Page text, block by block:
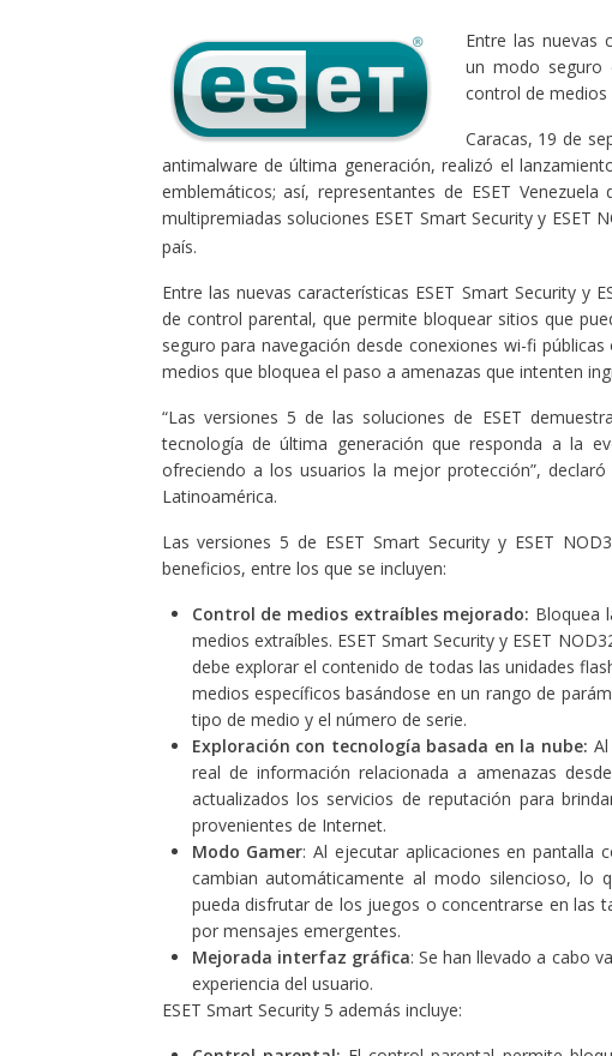
Entre las nuevas
un modo seguro
control de medios
Caracas, 19 de
antimalware de última generación, realizó el
emblemáticos; así, representantes de ESET
multipremiadas soluciones ESET Smart Security y ESET
país.
Entre las nuevas características ESET Smart Security y
de control parental, que permite bloquear sitios que
seguro para navegación desde conexiones wi-fi
medios que bloquea el paso a amenazas que intenten
“Las versiones 5 de las soluciones de ESET
tecnología de última generación que responda a la
ofreciendo a los usuarios la mejor protección”,
Latinoamérica.
Las versiones 5 de ESET Smart Security y ESET
beneficios, entre los que se incluyen:
Control de medios extraíbles mejorado: Bloquea
medios extraíbles. ESET Smart Security y ESET
debe explorar el contenido de todas las unidades
medios específicos basándose en un rango de
tipo de medio y el número de serie.
Exploración con tecnología basada en la nube:
real de información relacionada a amenazas
actualizados los servicios de reputación para
provenientes de Internet.
Modo Gamer: Al ejecutar aplicaciones en pantalla
cambian automáticamente al modo silencioso, lo
pueda disfrutar de los juegos o concentrarse en las
por mensajes emergentes.
Mejorada interfaz gráfica: Se han llevado a cabo
experiencia del usuario.
ESET Smart Security 5 además incluye: